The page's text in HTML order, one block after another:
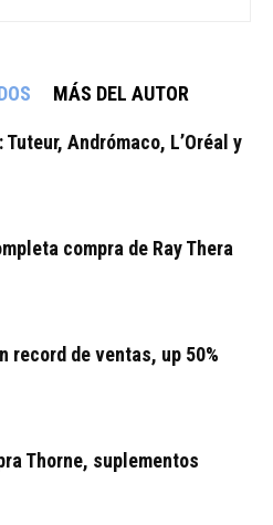
MÁS DEL AUTOR
Andrómaco, L’Oréal y
compra de Ray Thera
record de ventas, up 50%
Thorne, suplementos